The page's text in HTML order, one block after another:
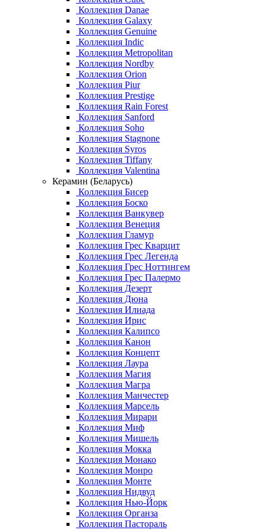
Коллекция Danae
Коллекция Galaxy
Коллекция Genuine
Коллекция Indic
Коллекция Metropolitan
Коллекция Nordby
Коллекция Orion
Коллекция Piur
Коллекция Prestige
Коллекция Rain Forest
Коллекция Sanford
Коллекция Soho
Коллекция Stagnone
Коллекция Syros
Коллекция Tiffany
Коллекция Valentina
Керамин (Беларусь)
Коллекция Бисер
Коллекция Боско
Коллекция Ванкувер
Коллекция Венеция
Коллекция Гламур
Коллекция Грес Кварцит
Коллекция Грес Легенда
Коллекция Грес Ноттингем
Коллекция Грес Палермо
Коллекция Дезерт
Коллекция Дюна
Коллекция Илиада
Коллекция Ирис
Коллекция Калипсо
Коллекция Канон
Коллекция Концепт
Коллекция Лаура
Коллекция Магия
Коллекция Магра
Коллекция Манчестер
Коллекция Марсель
Коллекция Мирари
Коллекция Миф
Коллекция Мишель
Коллекция Мокка
Коллекция Монако
Коллекция Монро
Коллекция Монте
Коллекция Нидвуд
Коллекция Нью-Йорк
Коллекция Органза
Коллекция Пастораль